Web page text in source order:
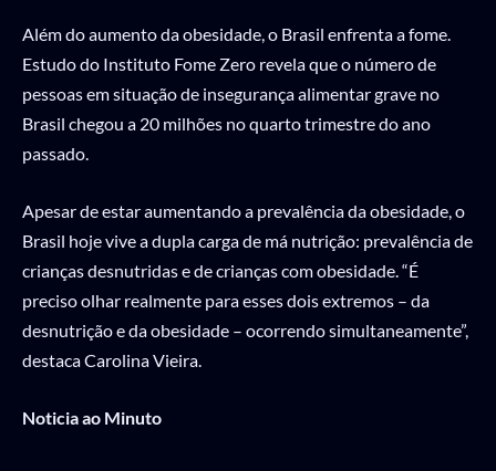
Além do aumento da obesidade, o Brasil enfrenta a fome.
Estudo do Instituto Fome Zero revela que o número de
pessoas em situação de insegurança alimentar grave no
Brasil chegou a 20 milhões no quarto trimestre do ano
passado.
Apesar de estar aumentando a prevalência da obesidade, o
Brasil hoje vive a dupla carga de má nutrição: prevalência de
crianças desnutridas e de crianças com obesidade. “É
preciso olhar realmente para esses dois extremos – da
desnutrição e da obesidade – ocorrendo simultaneamente”,
destaca Carolina Vieira.
Noticia ao Minuto